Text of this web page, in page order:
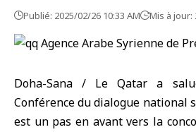
Publié: 2025/02/26 10:33 AM Mis à jour:
Doha-Sana / Le Qatar a
Conférence du dialogue national
est un pas en avant vers la